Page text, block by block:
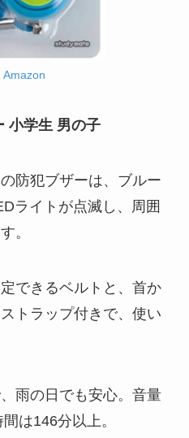
Amazon
小学生 男の子
防犯ブザーは、ブルー
ライトが点滅し、周囲
。
できるベルトと、首か
トラップ付きで、使い
雨の日でも安心。音量
は146分以上。